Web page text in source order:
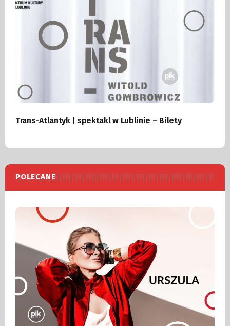
Trans-Atlantyk | spektakl w Lublinie – Bilety
POLECANE